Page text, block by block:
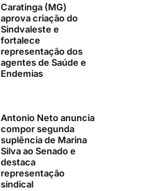
Caratinga (MG)
aprova criação do
Sindvaleste e
fortalece
representação dos
agentes de Saúde e
Endemias
Antonio Neto anuncia
compor segunda
suplência de Marina
Silva ao Senado e
destaca
representação
sindical